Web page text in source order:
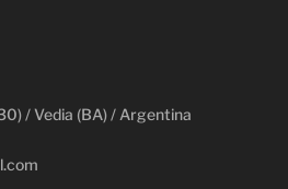
/ Vedia (BA) / Argentina